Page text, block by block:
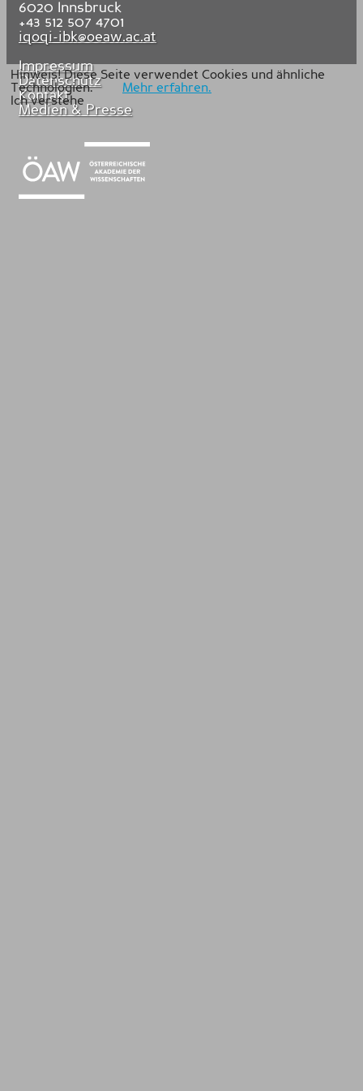
6020
Innsbruck
+43 512 507 4701
iqoqi-ibk@oeaw.ac.at
Impressum
Datenschutz
Kontakt
Medien & Presse
Hinweis! Diese Seite verwendet Cookies und ähnliche
Technologien.
Mehr erfahren.
Ich verstehe